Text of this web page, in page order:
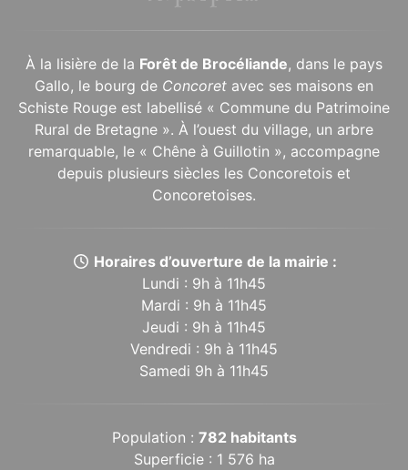
À la lisière de la Forêt de Brocéliande, dans le pays
Gallo, le bourg de Concoret avec ses maisons en
Schiste Rouge est labellisé « Commune du Patrimoine
Rural de Bretagne ». À l’ouest du village, un arbre
remarquable, le « Chêne à Guillotin », accompagne
depuis plusieurs siècles les Concoretois et
Concoretoises.
Horaires d’ouverture de la mairie :
Lundi : 9h à 11h45
Mardi : 9h à 11h45
Jeudi : 9h à 11h45
Vendredi : 9h à 11h45
Samedi 9h à 11h45
Population : 782 habitants
Superficie : 1 576 ha